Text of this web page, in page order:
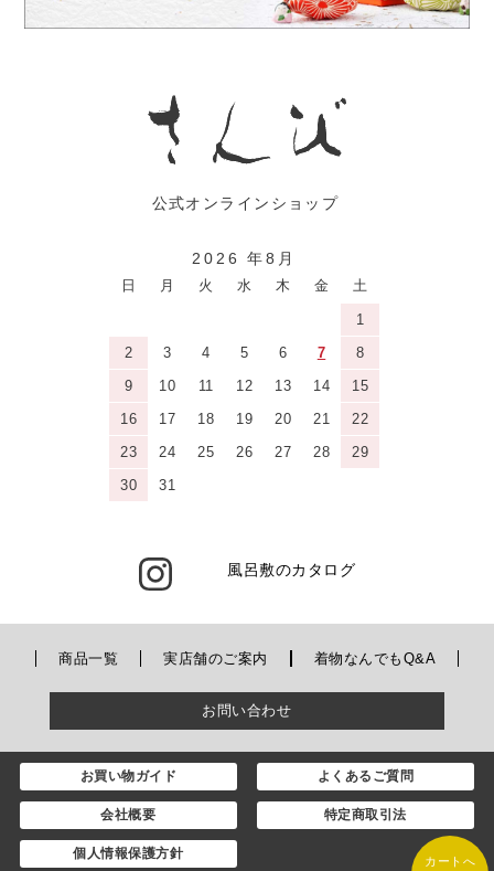
2026 年8月
日 月 火 水 木 金 土
1
2
3 4 5 6 7
8
9
10 11 12 13 14
15
16
17 18 19 20 21
22
23
24 25 26 27 28
29
30
31
風呂敷のカタログ
商品一覧 実店舗のご案内 着物なんでもQ&A
お問い合わせ
お買い物ガイド よくあるご質問
会社概要 特定商取引法
個人情報保護方針 カートへ